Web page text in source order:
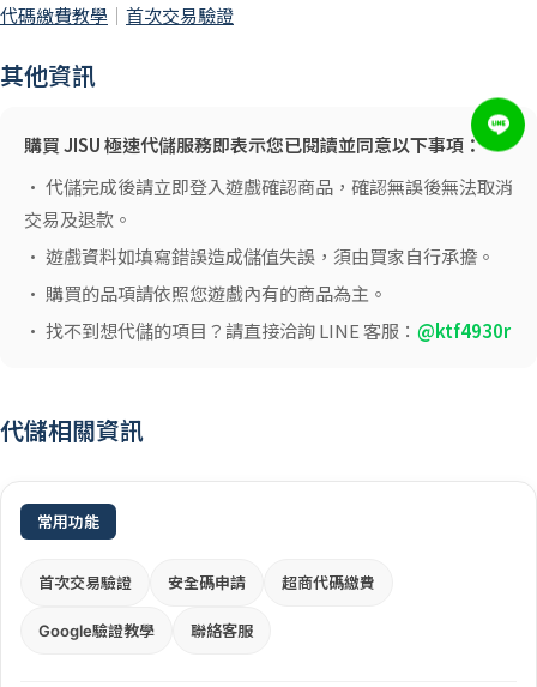
代碼繳費教學 ｜ 首次交易驗證
其他資訊
購買 JISU 極速代儲服務即表示您已閱讀並同意以下事項：
• 代儲完成後請立即登入遊戲確認商品，確認無誤後無法取消
交易及退款。
• 遊戲資料如填寫錯誤造成儲值失誤，須由買家自行承擔。
• 購買的品項請依照您遊戲內有的商品為主。
• 找不到想代儲的項目？請直接洽詢 LINE 客服： @ktf4930r
代儲相關資訊
常用功能
首次交易驗證 安全碼申請 超商代碼繳費
Google驗證教學 聯絡客服